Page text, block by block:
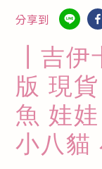
分享到
┃吉
版 現
魚 娃
小八貓